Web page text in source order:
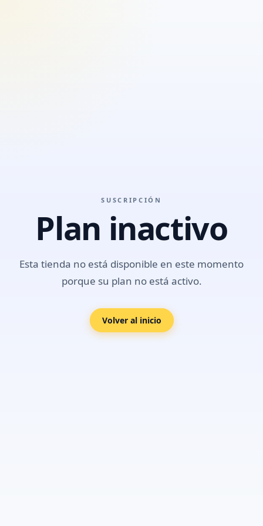
SUSCRIPCIÓN
Plan inactivo
Esta tienda no está disponible en este momento
porque su plan no está activo.
Volver al inicio